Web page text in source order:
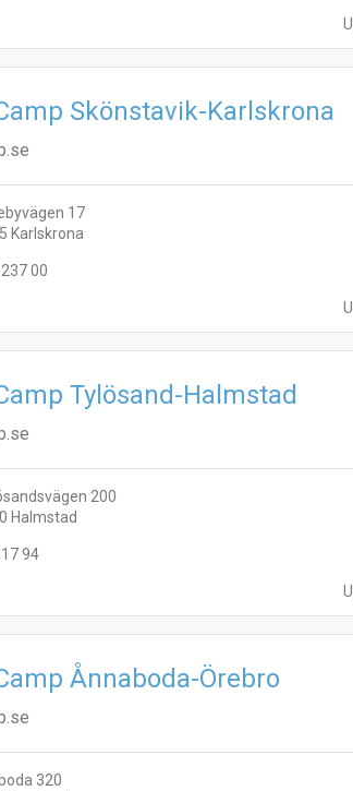
Skönstavik-Karlskrona
17
Karlskrona
00
Tylösand-Halmstad
200
Halmstad
94
Ånnaboda-Örebro
320